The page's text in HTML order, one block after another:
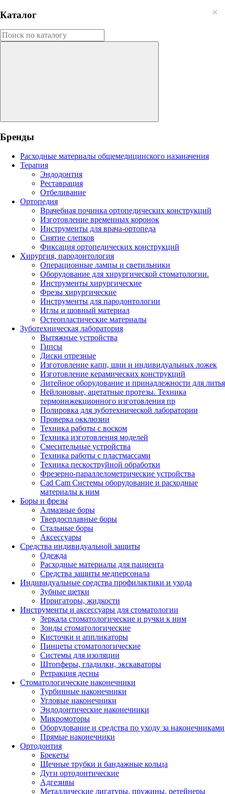
Каталог
Бренды
Расходные материалы общемедицинского назаначения
Терапия
Эндодонтия
Реставрация
Отбеливание
Ортопедия
Врачебная починка ортопедических конструкций
Изготовление временных коронок
Инструменты для врача-ортопеда
Снятие слепков
Фиксация ортопедических конструкций
Хирургия, пародонтология
Операционные лампы и светильники
Оборудование для хирургической стоматологии.
Инструменты хирургические
Фрезы хирургические
Инструменты для пародонтологии
Иглы и шовный материал
Остеопластические материалы
Зуботехническая лаборатория
Вытяжные устройства
Гипсы
Диски отрезные
Изготовление капп, шин и индивидуальных ложек
Изготовление керамических конструкций
Литейное оборудование и принадлежности для литья
Нейлоновые, ацетатные протезы. Техника
термоинжекционного изготовления пр
Полировка для зуботехнической лаборатории
Проверка окклюзии
Техника работы с воском
Техника изготовления моделей
Смесительные устройства
Техника работы с пластмассами
Техника пескоструйной обработки
Фрезерно-параллелометрические устройства
Cad Cam Системы оборудование и расходные
материалы к ним
Боры и фрезы
Алмазные боры
Твердосплавные боры
Стальные боры
Аксессуары
Средства индивидуальной защиты
Одежда
Расходные материалы для пациента
Средства защиты медперсонала
Индивидуальные средства профилактики и ухода
Зубные щетки
Ирригаторы, жидкости
Инструменты и аксессуары для стоматологии
Зеркала стоматологические и ручки к ним
Зонды стоматологические
Кисточки и аппликаторы
Пинцеты стоматологические
Системы для изоляции
Штопферы, гладилки, экскаваторы
Ретракция десны
Стоматологические наконечники
Турбинные наконечники
Угловые наконечники
Эндодонтические наконечники
Микромоторы
Оборудование и средства по уходу за наконечниками
Прямые наконечники
Ортодонтия
Брекеты
Щечные трубки и бандажные кольца
Дуги ортодонтические
Адгезивы
Металлические лигатуры, пружины, ретейнеры